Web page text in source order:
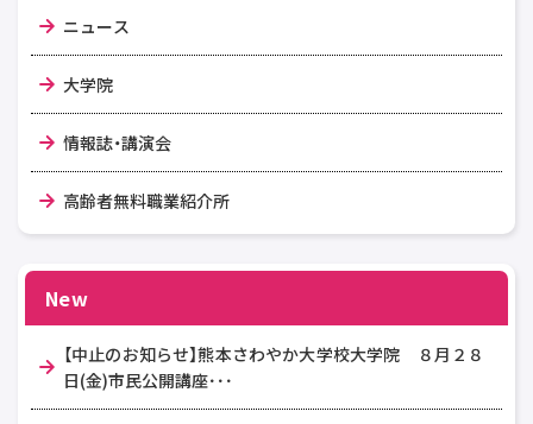
ニュース
大学院
情報誌・講演会
高齢者無料職業紹介所
New
【中止のお知らせ】熊本さわやか大学校大学院 ８月２８
日(金)市民公開講座･･･